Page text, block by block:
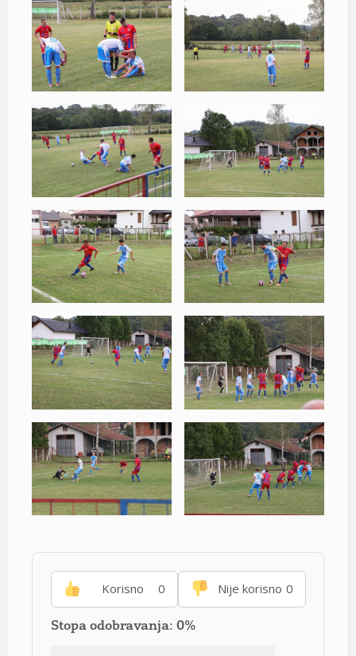
Korisno 0 Nije korisno 0
Stopa odobravanja: 0%